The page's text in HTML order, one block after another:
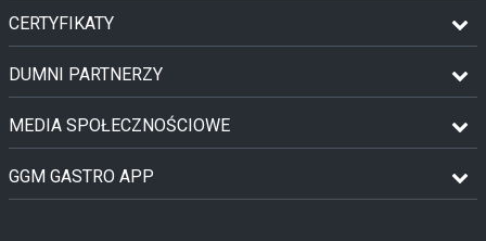
CERTYFIKATY
DUMNI PARTNERZY
MEDIA SPOŁECZNOŚCIOWE
GGM GASTRO APP